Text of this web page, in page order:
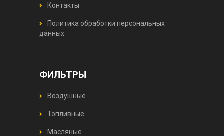
Контакты
Политика обработки персональных
данных
ФИЛЬТРЫ
Воздушные
Топливные
Масляные